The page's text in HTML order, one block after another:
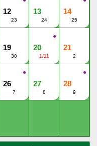
12
23
13
24
14
25
19
30
●
20
1/11
21
2
●
26
7
27
8
●
28
9